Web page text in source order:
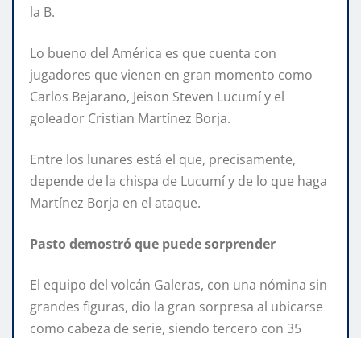
la B.
Lo bueno del América es que cuenta con
jugadores que vienen en gran momento como
Carlos Bejarano, Jeison Steven Lucumí y el
goleador Cristian Martínez Borja.
Entre los lunares está el que, precisamente,
depende de la chispa de Lucumí y de lo que haga
Martínez Borja en el ataque.
Pasto demostró que puede sorprender
El equipo del volcán Galeras, con una nómina sin
grandes figuras, dio la gran sorpresa al ubicarse
como cabeza de serie, siendo tercero con 35